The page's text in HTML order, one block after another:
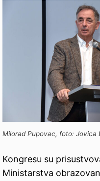
Milorad Pupovac, foto: Jovica
Kongresu su
Ministarstva